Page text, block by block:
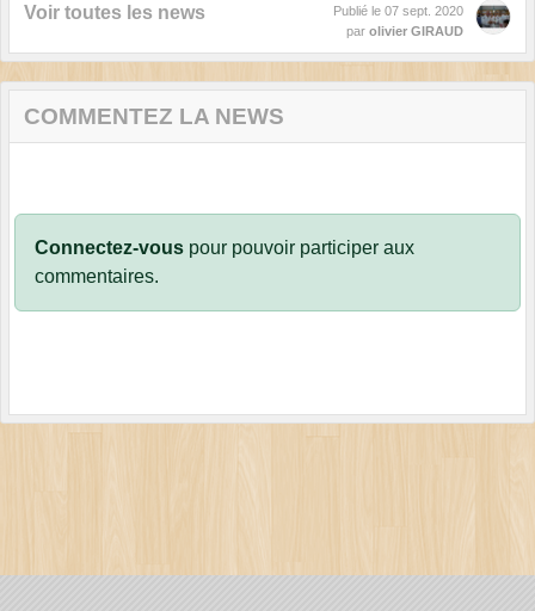
Voir toutes les news Publié le 07 sept. 2020
par olivier GIRAUD
COMMENTEZ LA NEWS
Connectez-vous pour pouvoir participer aux
commentaires.